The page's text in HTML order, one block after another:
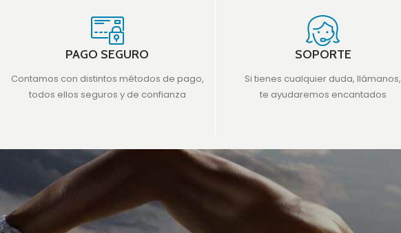
PAGO SEGURO
Contamos con distintos métodos de pago,
todos ellos seguros y de confianza
SOPORTE
Si tienes cualquier duda, llámanos,
te ayudaremos encantados